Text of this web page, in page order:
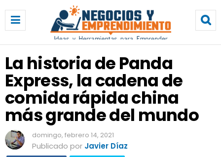
h
i
t
o
r
i
d
P
a
La historia de Panda
Express, la cadena de
comida rápida china
más grande del mundo
domingo, febrero 14, 2021
Publicado por Javier Díaz